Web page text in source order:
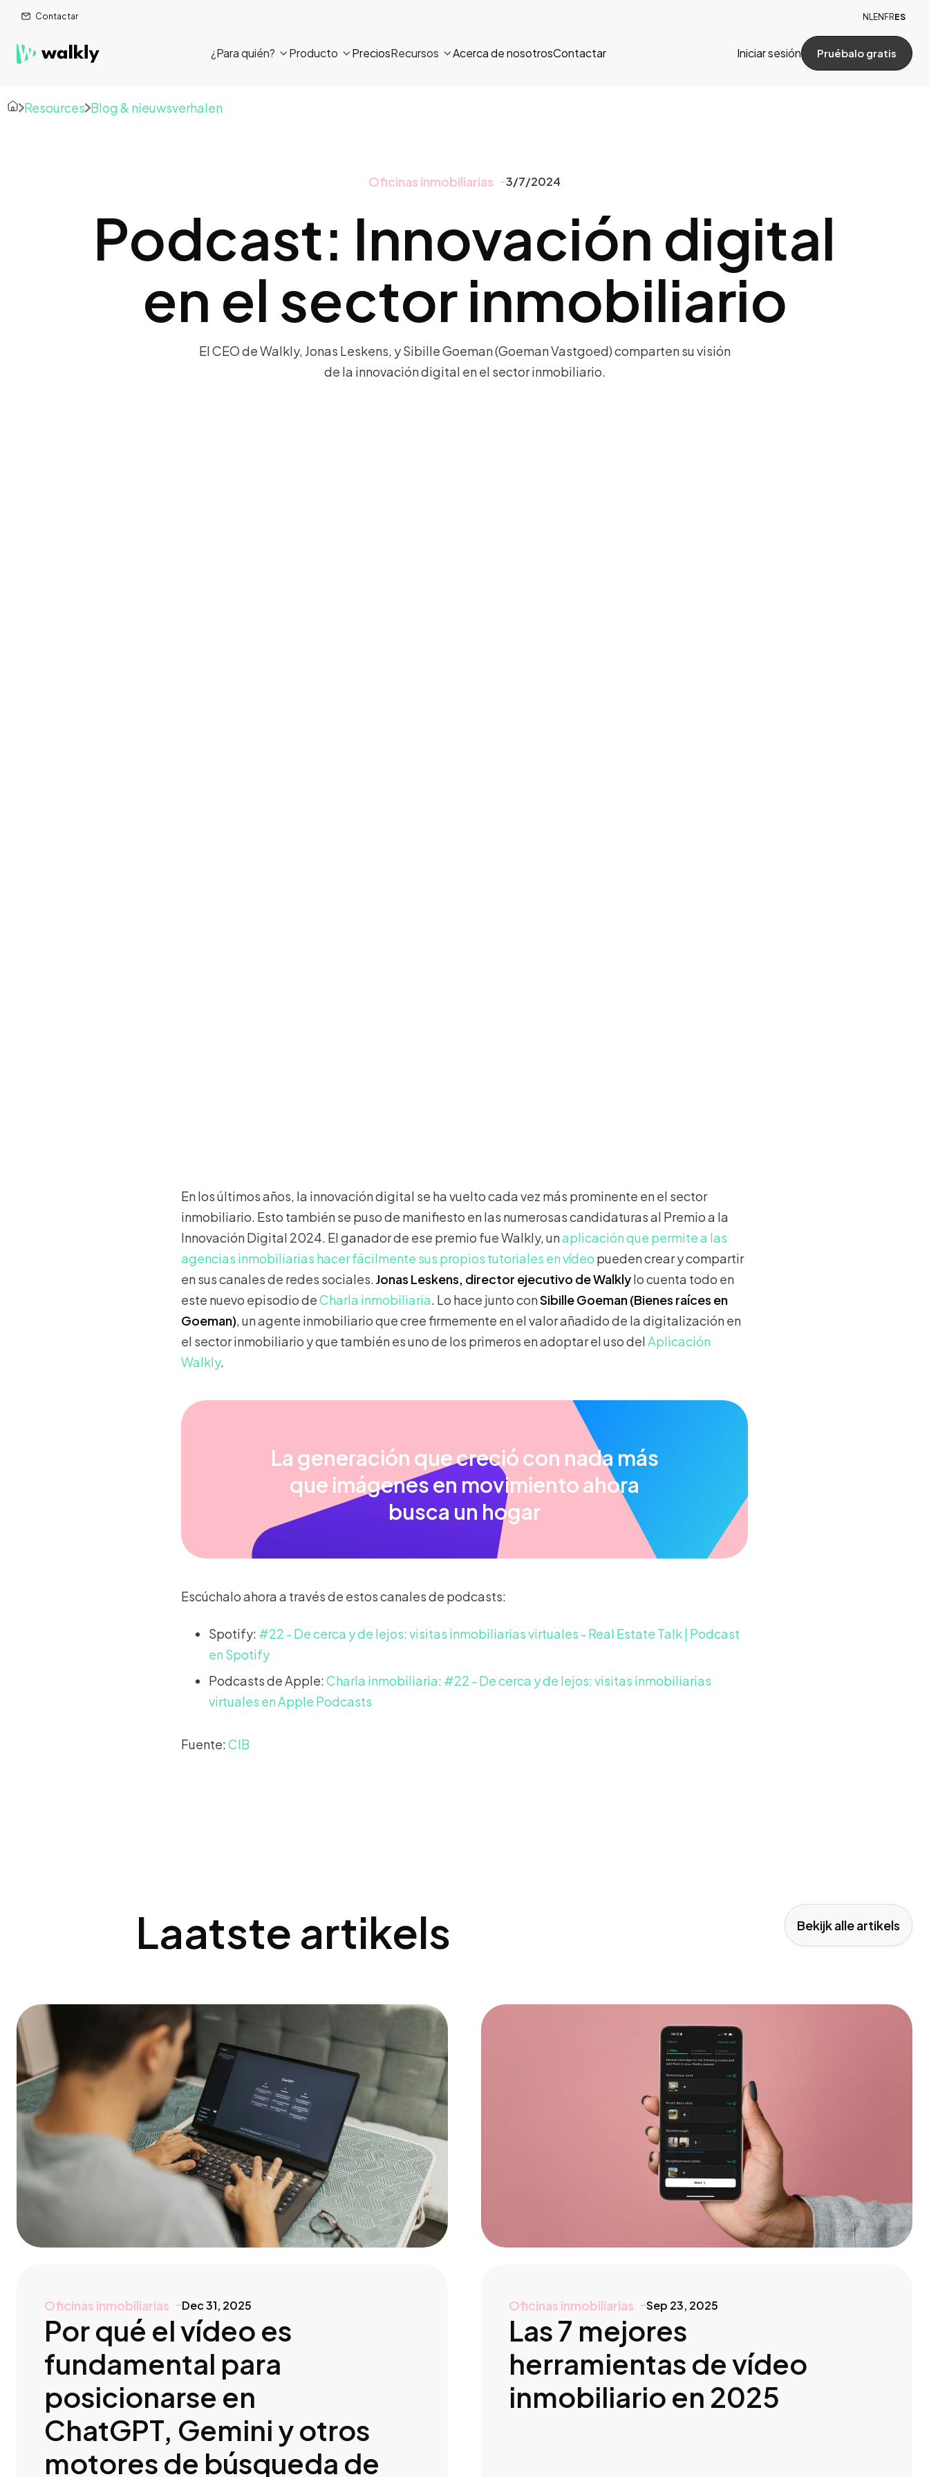
Contactar NLEN FRES
¿Para quién?  Producto  PreciosRecursos Acerca de nosotrosContactar Iniciar sesión Pruébalo gratis
Resources Blog & nieuwsverhalen
Oficinas inmobiliarias 3/7/2024
Podcast: Innovación digital
en el sector inmobiliario
El CEO de Walkly, Jonas Leskens, y Sibille Goeman (Goeman Vastgoed) comparten su visión
de la innovación digital en el sector inmobiliario.
En los últimos años, la innovación digital se ha vuelto cada vez más prominente en el sector
inmobiliario. Esto también se puso de manifiesto en las numerosas candidaturas al Premio a la
Innovación Digital 2024. El ganador de ese premio fue Walkly, unaplicación que permite a las
agencias inmobiliarias hacer fácilmente sus propios tutoriales en vídeo pueden crear y compartir
en sus canales de redes sociales.Jonas Leskens, director ejecutivo de Walklylo cuenta todo en
este nuevo episodio deCharla inmobiliaria. Lo hace junto conSibille Goeman (Bienes raíces en
Goeman), un agente inmobiliario que cree firmemente en el valor añadido de la digitalización en
el sector inmobiliario y que también es uno de los primeros en adoptar el uso delAplicación
Walkly.
La generación que creció con nada más
que imágenes en movimiento ahora
busca un hogar
Escúchalo ahora a través de estos canales de podcasts:
Spotify: #22 - De cerca y de lejos: visitas inmobiliarias virtuales - Real Estate Talk | Podcast
en Spotify
Podcasts de Apple:Charla inmobiliaria: #22 - De cerca y de lejos: visitas inmobiliarias
virtuales en Apple Podcasts
Fuente:CIB
Laatste artikels Bekijk alle artikels
Oficinas inmobiliarias Dec 31, 2025
Por qué el vídeo es
fundamental para
posicionarse en
ChatGPT, Gemini y otros
motores de búsqueda de
Oficinas inmobiliarias Sep 23, 2025
Las 7 mejores
herramientas de vídeo
inmobiliario en 2025